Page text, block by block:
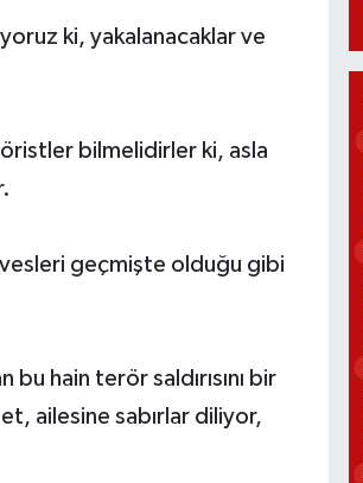
ki, yakalanacaklar ve
bilmelidirler ki, asla
geçmişte olduğu gibi
hain terör saldırısını bir
ailesine sabırlar diliyor,